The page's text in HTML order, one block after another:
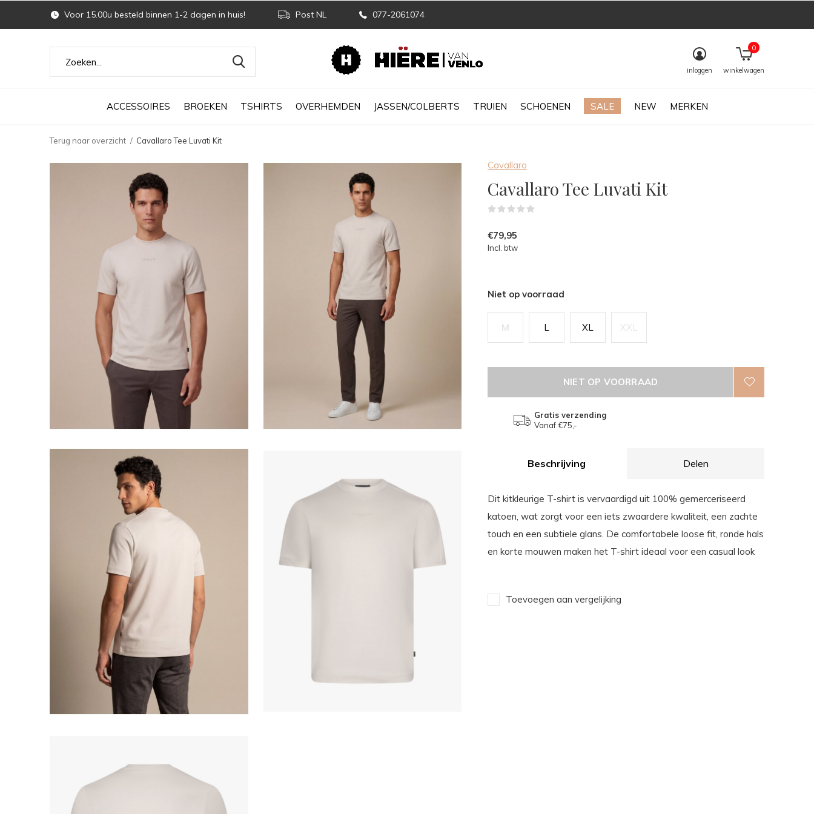
ACCESSOIRES BROEKEN TSHIRTS OVERHEMDEN JASSEN/COLBERTS TRUIEN SCHOENEN SALE NEW MERKEN
inloggen winkelwagen
0
Voor 15.00u besteld binnen 1-2 dagen in huis! Post NL 077-2061074
Terug naar overzicht Cavallaro Tee Luvati Kit
Cavallaro
Cavallaro Tee Luvati Kit
€79,95
Incl. btw
Niet op voorraad
M L XL XXL
NIET OP VOORRAAD
Gratis verzending
Vanaf €75,-
Beschrijving Delen
Dit kitkleurige T-shirt is vervaardigd uit 100% gemerceriseerd
katoen, wat zorgt voor een iets zwaardere kwaliteit, een zachte
touch en een subtiele glans. De comfortabele loose fit, ronde hals
en korte mouwen maken het T-shirt ideaal voor een casual look
Toevoegen aan vergelijking